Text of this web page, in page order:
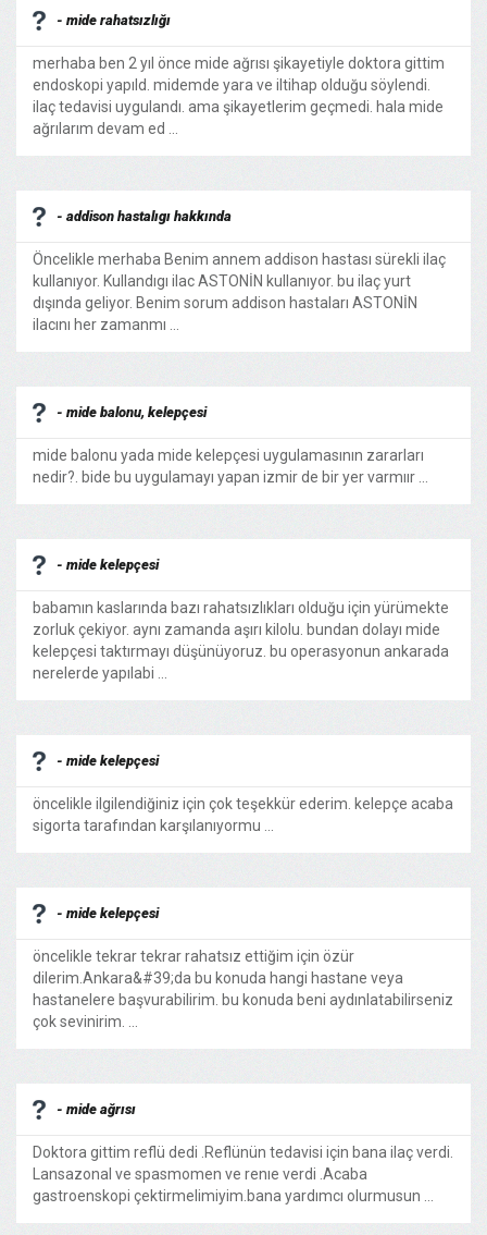
- mide rahatsızlığı
merhaba ben 2 yıl önce mide ağrısı şikayetiyle doktora gittim
endoskopi yapıld. midemde yara ve iltihap olduğu söylendi.
ilaç tedavisi uygulandı. ama şikayetlerim geçmedi. hala mide
ağrılarım devam ed ...
- addison hastalıgı hakkında
Öncelikle merhaba Benim annem addison hastası sürekli ilaç
kullanıyor. Kullandıgı ilac ASTONİN kullanıyor. bu ilaç yurt
dışında geliyor. Benim sorum addison hastaları ASTONİN
ilacını her zamanmı ...
- mide balonu, kelepçesi
mide balonu yada mide kelepçesi uygulamasının zararları
nedir?. bide bu uygulamayı yapan izmir de bir yer varmıır ...
- mide kelepçesi
babamın kaslarında bazı rahatsızlıkları olduğu için yürümekte
zorluk çekiyor. aynı zamanda aşırı kilolu. bundan dolayı mide
kelepçesi taktırmayı düşünüyoruz. bu operasyonun ankarada
nerelerde yapılabi ...
- mide kelepçesi
öncelikle ilgilendiğiniz için çok teşekkür ederim. kelepçe acaba
sigorta tarafından karşılanıyormu ...
- mide kelepçesi
öncelikle tekrar tekrar rahatsız ettiğim için özür
dilerim.Ankara&#39;da bu konuda hangi hastane veya
hastanelere başvurabilirim. bu konuda beni aydınlatabilirseniz
çok sevinirim. ...
- mide ağrısı
Doktora gittim reflü dedi .Reflünün tedavisi için bana ilaç verdi.
Lansazonal ve spasmomen ve renıe verdi .Acaba
gastroenskopi çektirmelimiyim.bana yardımcı olurmusun ...